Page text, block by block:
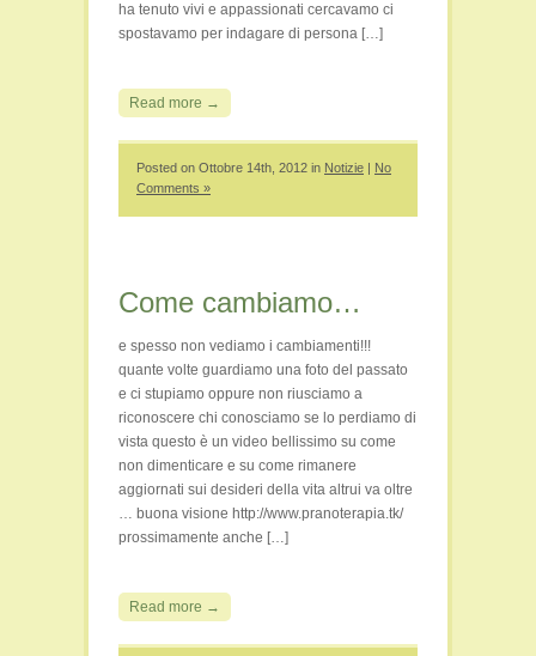
ha tenuto vivi e appassionati cercavamo ci
spostavamo per indagare di persona […]
Read more →
Posted on Ottobre 14th, 2012 in Notizie | No
Comments »
Come cambiamo…
e spesso non vediamo i cambiamenti!!!
quante volte guardiamo una foto del passato
e ci stupiamo oppure non riusciamo a
riconoscere chi conosciamo se lo perdiamo di
vista questo è un video bellissimo su come
non dimenticare e su come rimanere
aggiornati sui desideri della vita altrui va oltre
… buona visione http://www.pranoterapia.tk/
prossimamente anche […]
Read more →